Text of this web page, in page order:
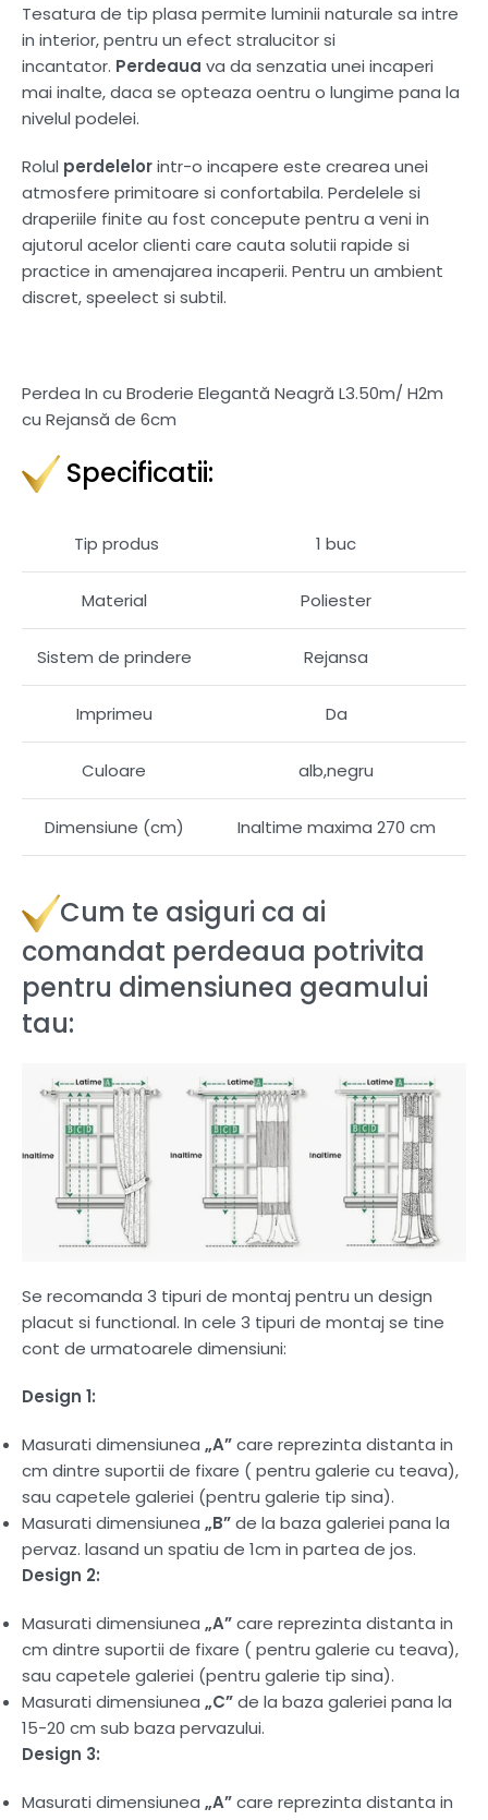
Tesatura de tip plasa permite luminii naturale sa intre
in interior, pentru un efect stralucitor si
incantator. Perdeaua va da senzatia unei incaperi
mai inalte, daca se opteaza oentru o lungime pana la
nivelul podelei.
Rolul perdelelorintr-o incapere este crearea unei
atmosfere primitoare si confortabila. Perdelele si
draperiile finite au fost concepute pentru a veni in
ajutorul acelor clienti care cauta solutii rapide si
practice in amenajarea incaperii. Pentru un ambient
discret, speelect si subtil.
Perdea In cu Broderie Elegantă Neagră L3.50m/ H2m
cu Rejansă de 6cm
Specificatii:
Tip produs 1 buc
Material Poliester
Sistem de prindere Rejansa
Imprimeu Da
Culoare alb,negru
Dimensiune (cm) Inaltime maxima 270 cm
Cum te asiguri ca ai
comandat perdeaua potrivita
pentru dimensiunea geamului
tau:
Se recomanda 3 tipuri de montaj pentru un design
placut si functional. In cele 3 tipuri de montaj se tine
cont de urmatoarele dimensiuni:
Design 1:
Masurati dimensiunea „A”care reprezinta distanta in
cm dintre suportii de fixare ( pentru galerie cu teava),
sau capetele galeriei (pentru galerie tip sina).
Masurati dimensiunea „B”de la baza galeriei pana la
pervaz. lasand un spatiu de 1cm in partea de jos.
Design 2:
Masurati dimensiunea „A”care reprezinta distanta in
cm dintre suportii de fixare ( pentru galerie cu teava),
sau capetele galeriei (pentru galerie tip sina).
Masurati dimensiunea „C”de la baza galeriei pana la
15-20 cm sub baza pervazului.
Design 3:
Masurati dimensiunea „A”care reprezinta distanta in